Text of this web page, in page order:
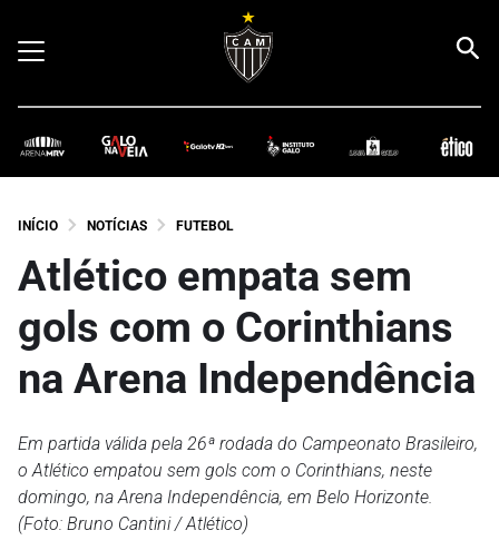
INÍCIO NOTÍCIAS FUTEBOL
Atlético empata sem
gols com o Corinthians
na Arena Independência
Em partida válida pela 26ª rodada do Campeonato Brasileiro,
o Atlético empatou sem gols com o Corinthians, neste
domingo, na Arena Independência, em Belo Horizonte.
(Foto: Bruno Cantini / Atlético)